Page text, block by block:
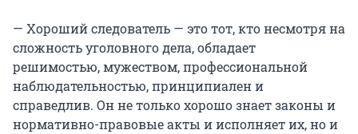
— Хороший следователь — это тот, кто несмотря на
сложность уголовного дела, обладает
решимостью, мужеством, профессиональной
наблюдательностью, принципиален и
справедлив. Он не только хорошо знает законы и
нормативно-правовые акты и исполняет их, но и